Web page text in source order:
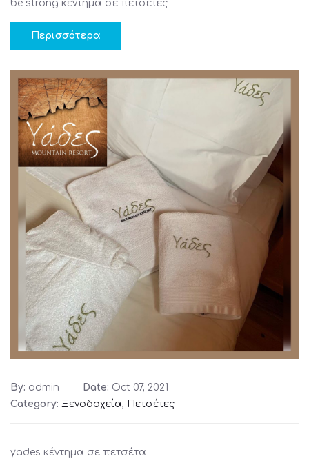
be strong κέντημα σε πετσέτες
Περισσότερα
By: admin Date: Oct 07, 2021
Category: Ξενοδοχεία, Πετσέτες
yades κέντημα σε πετσέτα